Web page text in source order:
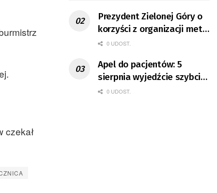
czekał
Prezydent Zielonej Góry o
korzyści z organizacji mety
Tour de Pologne
0 UDOST.
Apel do pacjentów: 5
sierpnia wyjedźcie szybciej
z domów
0 UDOST.